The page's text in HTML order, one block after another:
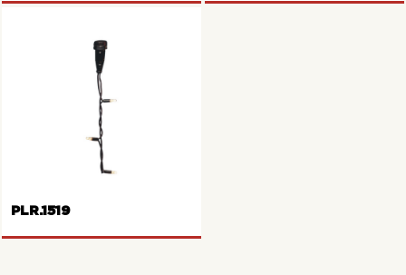
MINI HD-LIGHT Terminale
PLR.1519